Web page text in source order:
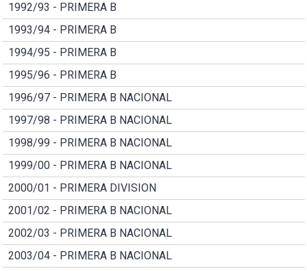
1992/93 - PRIMERA B
1993/94 - PRIMERA B
1994/95 - PRIMERA B
1995/96 - PRIMERA B
1996/97 - PRIMERA B NACIONAL
1997/98 - PRIMERA B NACIONAL
1998/99 - PRIMERA B NACIONAL
1999/00 - PRIMERA B NACIONAL
2000/01 - PRIMERA DIVISION
2001/02 - PRIMERA B NACIONAL
2002/03 - PRIMERA B NACIONAL
2003/04 - PRIMERA B NACIONAL